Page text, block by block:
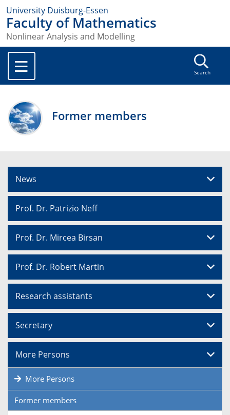
University Duisburg-Essen
Faculty of Mathematics
Nonlinear Analysis and Modelling
Search
Former members
News
Prof. Dr. Patrizio Neff
Prof. Dr. Mircea Birsan
Prof. Dr. Robert Martin
Research assistants
Secretary
More Persons
More Persons
Former members